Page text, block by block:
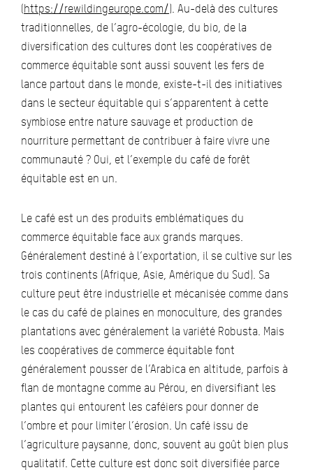
(https://rewildingeurope.com/). Au-delà des cultures
traditionnelles, de l’agro-écologie, du bio, de la
diversification des cultures dont les coopératives de
commerce équitable sont aussi souvent les fers de
lance partout dans le monde, existe-t-il des initiatives
dans le secteur équitable qui s’apparentent à cette
symbiose entre nature sauvage et production de
nourriture permettant de contribuer à faire vivre une
communauté ? Oui, et l’exemple du café de forêt
équitable est en un.
Le café est un des produits emblématiques du
commerce équitable face aux grands marques.
Généralement destiné à l’exportation, il se cultive sur les
trois continents (Afrique, Asie, Amérique du Sud). Sa
culture peut être industrielle et mécanisée comme dans
le cas du café de plaines en monoculture, des grandes
plantations avec généralement la variété Robusta. Mais
les coopératives de commerce équitable font
généralement pousser de l’Arabica en altitude, parfois à
flan de montagne comme au Pérou, en diversifiant les
plantes qui entourent les caféiers pour donner de
l’ombre et pour limiter l’érosion. Un café issu de
l’agriculture paysanne, donc, souvent au goût bien plus
qualitatif. Cette culture est donc soit diversifiée parce